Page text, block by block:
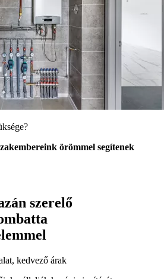
örömmel segítenek
szerelő
kedvező árak